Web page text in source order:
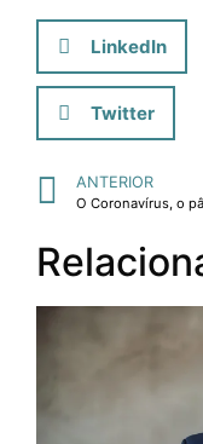
LinkedIn
Twitter
ANTERIOR